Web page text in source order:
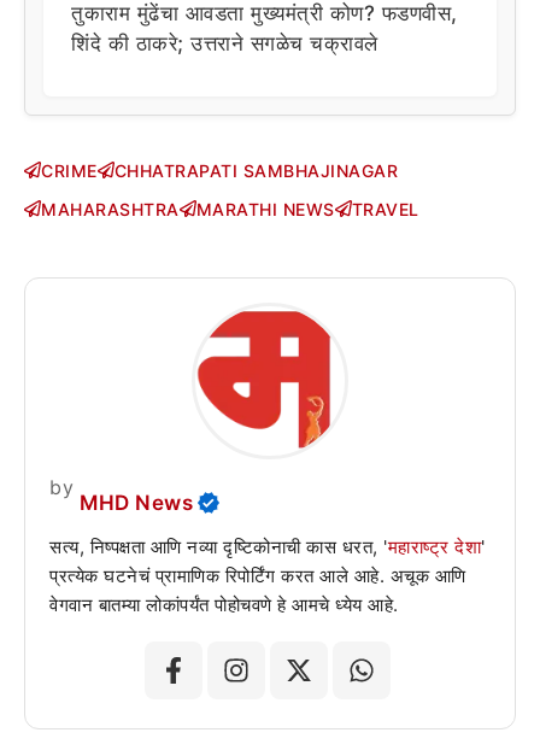
तुकाराम मुंढेंचा आवडता मुख्यमंत्री कोण? फडणवीस,
शिंदे की ठाकरे; उत्तराने सगळेच चक्रावले
CRIME
CHHATRAPATI SAMBHAJINAGAR
MAHARASHTRA
MARATHI NEWS TRAVEL
by
MHD News
सत्य, निष्पक्षता आणि नव्या दृष्टिकोनाची कास धरत, 'महाराष्ट्र देशा'
प्रत्येक घटनेचं प्रामाणिक रिपोर्टिंग करत आले आहे. अचूक आणि
वेगवान बातम्या लोकांपर्यंत पोहोचवणे हे आमचे ध्येय आहे.